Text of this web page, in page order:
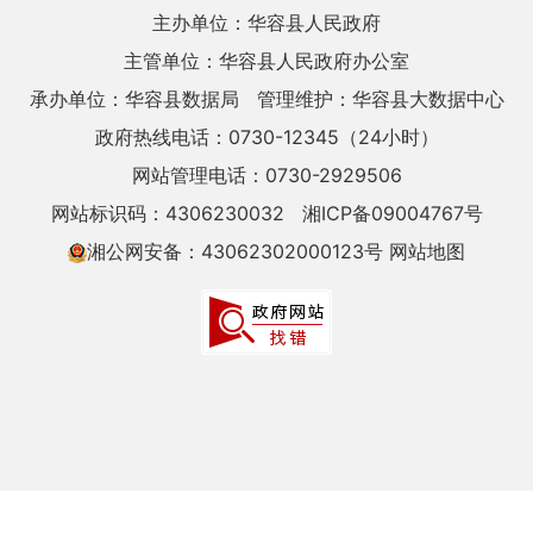
主办单位：华容县人民政府
主管单位：华容县人民政府办公室
承办单位：华容县数据局
管理维护：华容县大数据中心
政府热线电话：0730-12345（24小时）
网站管理电话：0730-2929506
网站标识码：4306230032
湘ICP备09004767号
湘公网安备：43062302000123号 网站地图